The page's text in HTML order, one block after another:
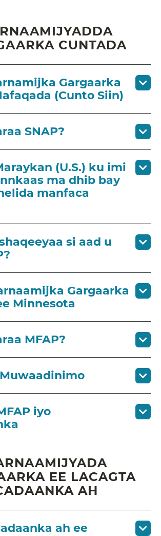
CUNTADA
Gargaarka
(Cunto Siin)
SNAP?
(U.S.) ku imi
ma dhib bay
manfaca
si aad u
Gargaarka
Minnesota
MFAP?
iyo
EE LACAGTA
AH
ah ee